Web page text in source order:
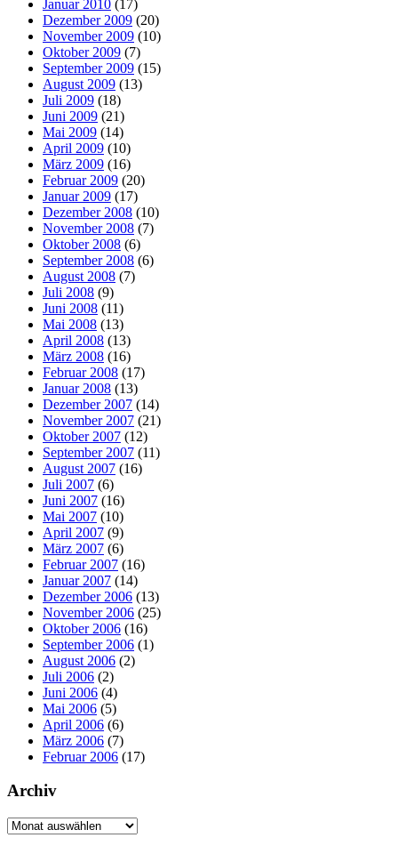
Januar 2010 (17)
Dezember 2009 (20)
November 2009 (10)
Oktober 2009 (7)
September 2009 (15)
August 2009 (13)
Juli 2009 (18)
Juni 2009 (21)
Mai 2009 (14)
April 2009 (10)
März 2009 (16)
Februar 2009 (20)
Januar 2009 (17)
Dezember 2008 (10)
November 2008 (7)
Oktober 2008 (6)
September 2008 (6)
August 2008 (7)
Juli 2008 (9)
Juni 2008 (11)
Mai 2008 (13)
April 2008 (13)
März 2008 (16)
Februar 2008 (17)
Januar 2008 (13)
Dezember 2007 (14)
November 2007 (21)
Oktober 2007 (12)
September 2007 (11)
August 2007 (16)
Juli 2007 (6)
Juni 2007 (16)
Mai 2007 (10)
April 2007 (9)
März 2007 (6)
Februar 2007 (16)
Januar 2007 (14)
Dezember 2006 (13)
November 2006 (25)
Oktober 2006 (16)
September 2006 (1)
August 2006 (2)
Juli 2006 (2)
Juni 2006 (4)
Mai 2006 (5)
April 2006 (6)
März 2006 (7)
Februar 2006 (17)
Archiv
Archiv